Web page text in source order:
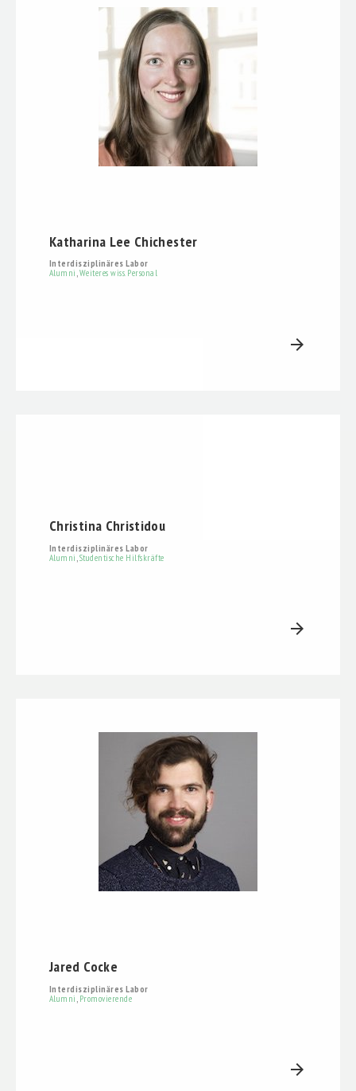
Katharina Lee Chichester
Interdisziplinäres Labor
Alumni Weiteres wiss. Personal
arrow_forward
Christina Christidou
Interdisziplinäres Labor
Alumni Studentische Hilfskräfte
arrow_forward
Jared Cocke
Interdisziplinäres Labor
Alumni Promovierende
arrow_forward